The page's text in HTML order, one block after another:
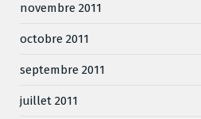
novembre 2011
octobre 2011
septembre 2011
juillet 2011